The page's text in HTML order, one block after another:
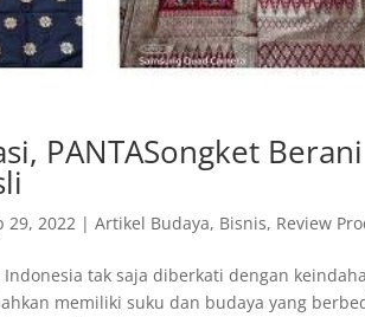
PANTASongket
29, 2022 |Artikel Budaya, Bisnis, Review
tak saja diberkati dengan
memiliki suku dan budaya yang